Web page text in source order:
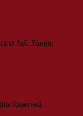
ດ Juji​, Xianju​,
Reserved.